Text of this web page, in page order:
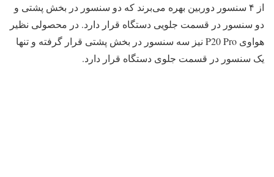
از ۴ سنسور دوربین بهره می‌برند که دو سنسور در بخش پشتی و
دو سنسور در قسمت جلویی دستگاه قرار دارد. در محصولی نظیر
هواوی P20 Pro نیز سه سنسور در بخش پشتی قرار گرفته و تنها
یک سنسور در قسمت جلوی دستگاه قرار دارد.